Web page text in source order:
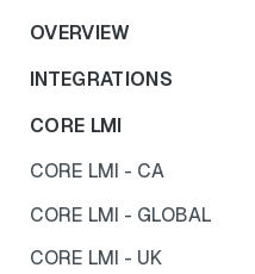
OVERVIEW
Important Note
INTEGRATIONS
Shares
CORE LMI
CORE LMI - CA
Core LMI Dat Demog
Core LMI Dat Ed
CORE LMI - GLOBAL
Core LMI Detailed Dat Ind
CORE LMI - UK